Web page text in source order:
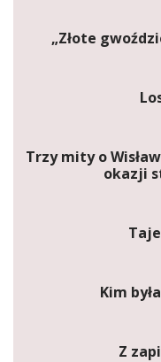
„Złote
Trzy mity o
okazji
Kim
Z